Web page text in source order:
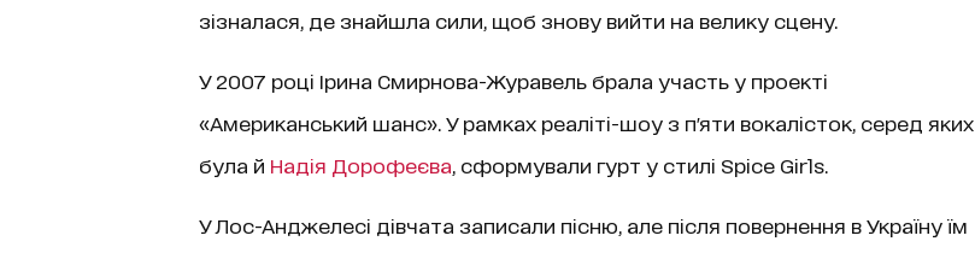
зізналася, де знайшла сили, щоб знову вийти на велику сцену.
У 2007 році Ірина Смирнова-Журавельбрала участь у проекті
«Американський шанс». У рамках реаліті-шоу з п'яти вокалісток, серед яких
була й Надія Дорофеєва , сформували гурт у стилі Spice Girls.
У Лос-Анджелесі дівчата записали пісню, але після повернення в Україну їм